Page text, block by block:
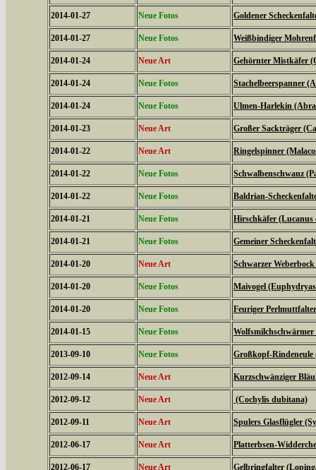
2014-01-27 Neue Fotos Goldener
2014-01-27 Neue Fotos Weißbindiger
2014-01-24 Neue Art Gehörnter Mistkäfer
2014-01-24 Neue Fotos Stachelbeerspanner
2014-01-24 Neue Fotos Ulmen-Harlekin
2014-01-23 Neue Art Großer Sackträger
2014-01-22 Neue Art Ringelspinner
2014-01-22 Neue Fotos Schwalbenschwanz
2014-01-22 Neue Fotos Baldrian-
2014-01-21 Neue Fotos Hirschkäfer (Lucanus
2014-01-21 Neue Fotos Gemeiner
2014-01-20 Neue Art Schwarzer
2014-01-20 Neue Fotos Maivogel
2014-01-20 Neue Fotos Feuriger
2014-01-15 Neue Fotos
2013-09-10 Neue Fotos Großkopf-Rindeneule
2012-09-14 Neue Art Kurzschwänziger
2012-09-12 Neue Art (Cochylis dubitana)
2012-09-11 Neue Art Spulers Glasflügler
2012-06-17 Neue Art Platterbsen-
2012-06-17 Neue Art Gelbringfalter